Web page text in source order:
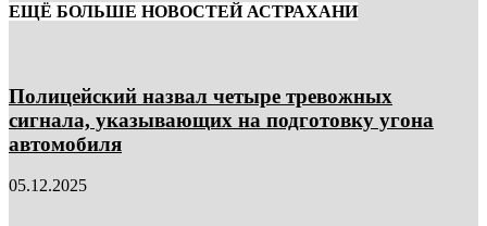
ЕЩЁ БОЛЬШЕ НОВОСТЕЙ АСТРАХАНИ
Полицейский назвал четыре тревожных
сигнала, указывающих на подготовку угона
автомобиля
05.12.2025